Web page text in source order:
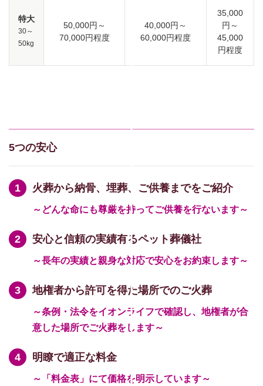
特大
30～
50kg
50,000円～
70,000円程度
40,000円～
60,000円程度
35,000
円～
45,000
円程度
5つの安心
火葬から納骨、埋葬、ご供養までをご紹介
～どんな命にも尊厳を持ってご供養を行ないます～
安心と信頼の実績有るペット葬儀社
～長年の実績と親身な対応で安心をお約束します～
地権者から許可を得た場所でのご火葬
～条例・法令をイオンライフで確認し、地権者が合
意した場所でご火葬をします～
明瞭で適正な料金
～「料金表」にて価格を明示しています～